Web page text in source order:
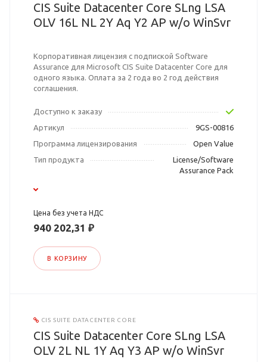
CIS Suite Datacenter Core SLng LSA
OLV 16L NL 2Y Aq Y2 AP w/o WinSvr
Корпоративная лицензия с подпиской Software
Assurance для Microsoft CIS Suite Datacenter Core для
одного языка. Оплата за 2 года во 2 год действия
соглашения.
Доступно к заказу
Артикул
9GS-00816
Программа лицензирования
Open Value
Тип продукта
License/Software
Assurance Pack
Цена без учета НДС
940 202,31 ₽
В КОРЗИНУ
CIS SUITE DATACENTER CORE
CIS Suite Datacenter Core SLng LSA
OLV 2L NL 1Y Aq Y3 AP w/o WinSvr